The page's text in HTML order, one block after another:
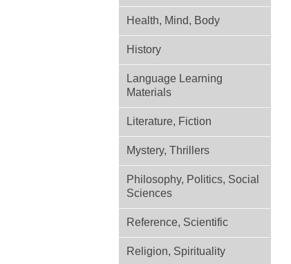
Health, Mind, Body
History
Language Learning
Materials
Literature, Fiction
Mystery, Thrillers
Philosophy, Politics, Social
Sciences
Reference, Scientific
Religion, Spirituality